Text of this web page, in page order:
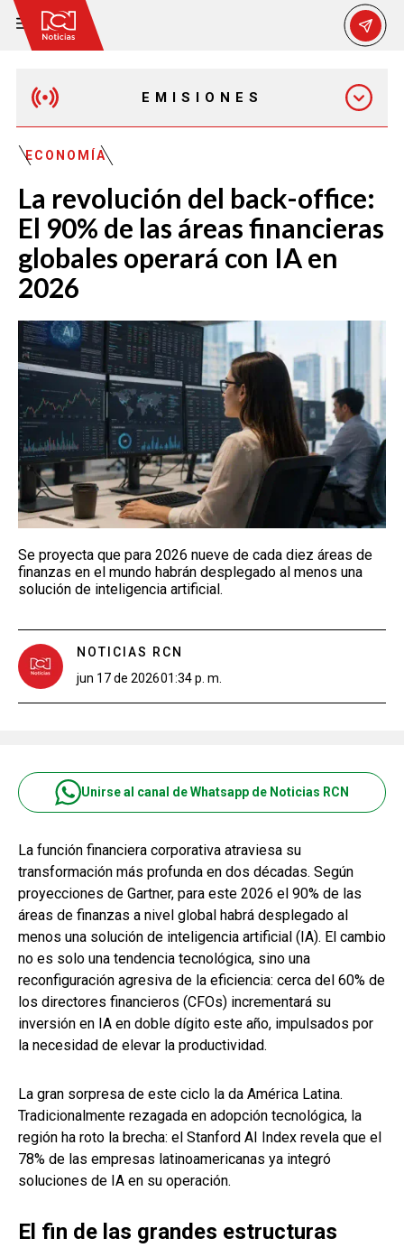
EMISIONES
EMISIÓN 12:30 PM
EMISIÓN 7:00 PM
EMISIÓN 11:30 PM
ECONOMÍA
La revolución del back-office:
El 90% de las áreas financieras
globales operará con IA en
2026
Se proyecta que para 2026 nueve de cada diez áreas de
finanzas en el mundo habrán desplegado al menos una
solución de inteligencia artificial.
NOTICIAS RCN
jun 17 de 202601:34 p. m.
Unirse al canal de Whatsapp de Noticias RCN
La función financiera corporativa atraviesa su
transformación más profunda en dos décadas. Según
proyecciones de Gartner, para este 2026 el 90% de las
áreas de finanzas a nivel global habrá desplegado al
menos una solución de inteligencia artificial (IA). El cambio
no es solo una tendencia tecnológica, sino una
reconfiguración agresiva de la eficiencia: cerca del 60% de
los directores financieros (CFOs) incrementará su
inversión en IA en doble dígito este año, impulsados por
la necesidad de elevar la productividad.
La gran sorpresa de este ciclo la da América Latina.
Tradicionalmente rezagada en adopción tecnológica, la
región ha roto la brecha: el Stanford AI Index revela que el
78% de las empresas latinoamericanas ya integró
soluciones de IA en su operación.
El fin de las grandes estructuras